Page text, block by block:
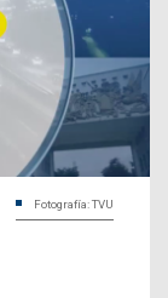
Fotografía: TVU